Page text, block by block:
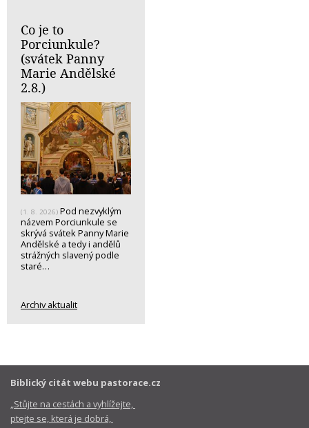
Co je to
Porciunkule?
(svátek Panny
Marie Andělské
2.8.)
(1. 8. 2026) Pod nezvyklým
názvem Porciunkule se
skrývá svátek Panny Marie
Andělské a tedy i andělů
strážných slavený podle
staré…
Archiv aktualit
Biblický citát webu pastorace.cz
„Stůjte na cestách a vyhlížejte,
ptejte se, která je dobrá,